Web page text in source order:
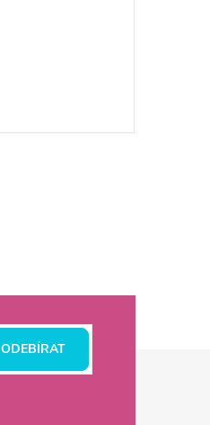
ODEBÍRAT